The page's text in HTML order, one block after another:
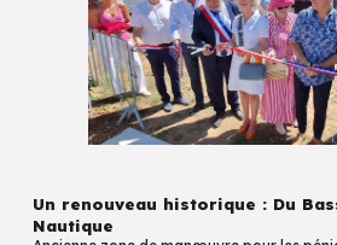
Un renouveau historique : Du
Nautique